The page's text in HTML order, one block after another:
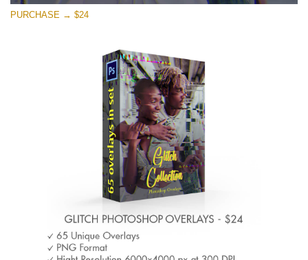
PURCHASE → $24